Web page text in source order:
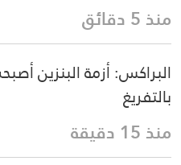
منذ 5 دقائق
البراكس: أزمة البنزين
بالتفريغ
منذ 15 دقيقة